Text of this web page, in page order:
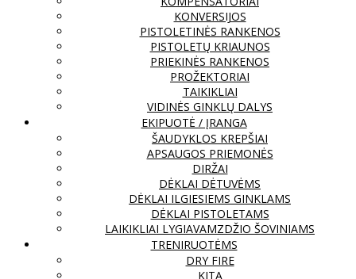
KONVERSIJOS
PISTOLETINĖS RANKENOS
PISTOLETŲ KRIAUNOS
PRIEKINĖS RANKENOS
PROŽEKTORIAI
TAIKIKLIAI
VIDINĖS GINKLŲ DALYS
EKIPUOTĖ / ĮRANGA
ŠAUDYKLOS KREPŠIAI
APSAUGOS PRIEMONĖS
DIRŽAI
DĖKLAI DĖTUVĖMS
DĖKLAI ILGIESIEMS GINKLAMS
DĖKLAI PISTOLETAMS
LAIKIKLIAI LYGIAVAMZDŽIO ŠOVINIAMS
TRENIRUOTĖMS
DRY FIRE
KITA